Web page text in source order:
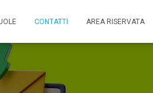
CONTATTI AREA RISERVATA